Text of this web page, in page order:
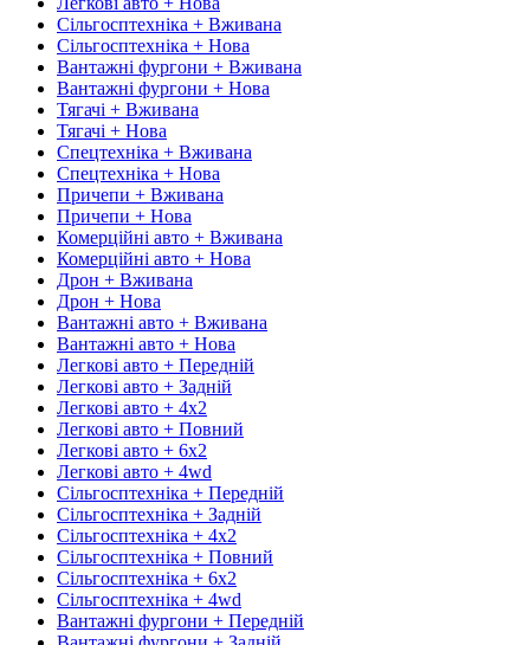
Сільгосптехніка + Вживана
Сільгосптехніка + Нова
Вантажні фургони + Вживана
Вантажні фургони + Нова
Тягачі + Вживана
Тягачі + Нова
Спецтехніка + Вживана
Спецтехніка + Нова
Причепи + Вживана
Причепи + Нова
Комерційні авто + Вживана
Комерційні авто + Нова
Дрон + Вживана
Дрон + Нова
Вантажні авто + Вживана
Вантажні авто + Нова
Легкові авто + Передній
Легкові авто + Задній
Легкові авто + 4х2
Легкові авто + Повний
Легкові авто + 6х2
Легкові авто + 4wd
Сільгосптехніка + Передній
Сільгосптехніка + Задній
Сільгосптехніка + 4х2
Сільгосптехніка + Повний
Сільгосптехніка + 6х2
Сільгосптехніка + 4wd
Вантажні фургони + Передній